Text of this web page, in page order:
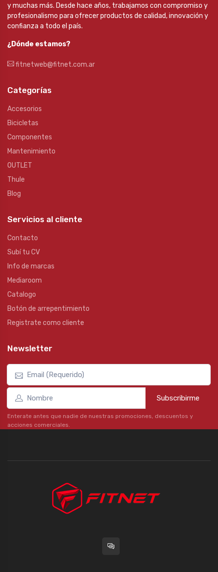
y muchas más. Desde hace años, trabajamos con compromiso y
profesionalismo para ofrecer productos de calidad, innovación y
confianza a todo el país.
¿Dónde estamos?
fitnetweb@fitnet.com.ar
Categorías
Accesorios
Bicicletas
Componentes
Mantenimiento
OUTLET
Thule
Blog
Servicios al cliente
Contacto
Subí tu CV
Info de marcas
Mediaroom
Catalogo
Botón de arrepentimiento
Registrate como cliente
Newsletter
Subscribirme
Enterate antes que nadie de nuestras promociones, descuentos y
acciones comerciales.